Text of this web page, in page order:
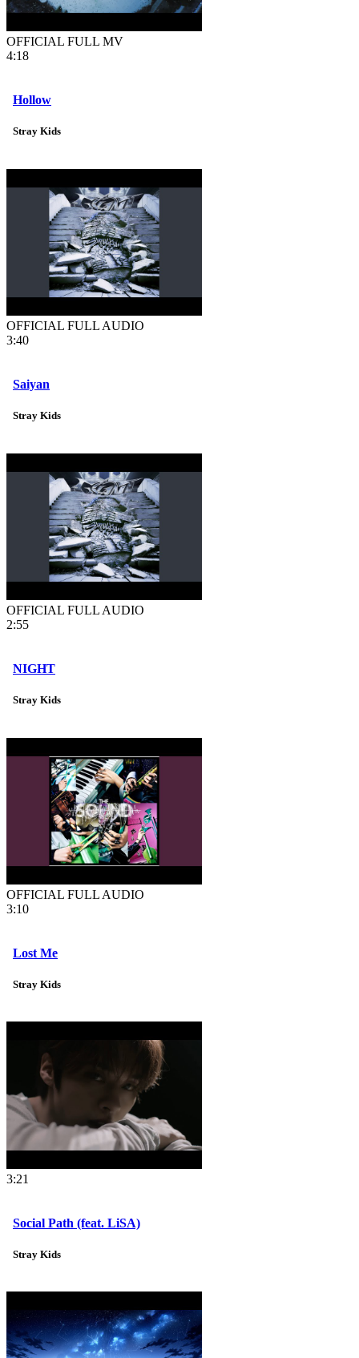
OFFICIAL FULL MV
4:18
Hollow
Stray Kids
OFFICIAL FULL AUDIO
3:40
Saiyan
Stray Kids
OFFICIAL FULL AUDIO
2:55
NIGHT
Stray Kids
OFFICIAL FULL AUDIO
3:10
Lost Me
Stray Kids
3:21
Social Path (feat. LiSA)
Stray Kids